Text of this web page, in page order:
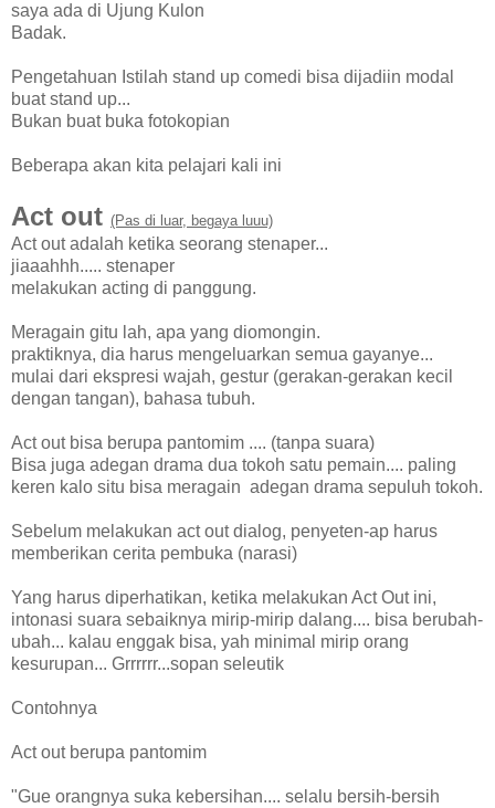
saya ada di Ujung Kulon
Badak.
Pengetahuan Istilah stand up comedi bisa dijadiin modal
buat stand up...
Bukan buat buka fotokopian
Beberapa akan kita pelajari kali ini
Act out (Pas di luar, begaya luuu)
Act out adalah ketika seorang stenaper...
jiaaahhh..... stenaper
melakukan acting di panggung.
Meragain gitu lah, apa yang diomongin.
praktiknya, dia harus mengeluarkan semua gayanye...
mulai dari ekspresi wajah, gestur (gerakan-gerakan kecil
dengan tangan), bahasa tubuh.
Act out bisa berupa pantomim .... (tanpa suara)
Bisa juga adegan drama dua tokoh satu pemain.... paling
keren kalo situ bisa meragain adegan drama sepuluh tokoh.
Sebelum melakukan act out dialog, penyeten-ap harus
memberikan cerita pembuka (narasi)
Yang harus diperhatikan, ketika melakukan Act Out ini,
intonasi suara sebaiknya mirip-mirip dalang.... bisa berubah-
ubah... kalau enggak bisa, yah minimal mirip orang
kesurupan... Grrrrrr...sopan seleutik
Contohnya
Act out berupa pantomim
"Gue orangnya suka kebersihan.... selalu bersih-bersih